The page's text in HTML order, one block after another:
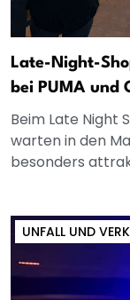
Late-Night-
bei PUMA und
Beim Late Night
warten in den
besonders
UNFALL UND